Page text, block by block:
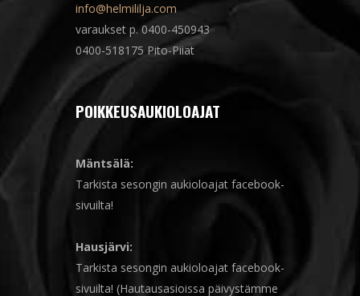
info@helmililja.com
varaukset p. 0400-450943
0400-518175 Pito-Piiat
POIKKEUSAUKIOLOAJAT
Mäntsälä:
Tarkista sesongin aukioloajat facebook-
sivuilta!
Hausjärvi:
Tarkista sesongin aukioloajat facebook-
sivuilta! (Hautausasioissa päivystämme